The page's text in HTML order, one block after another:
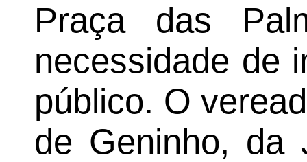
Praça das
necessidade de
público. O
de Geninho, da